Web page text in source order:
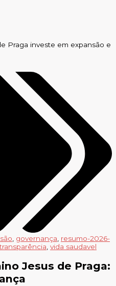
Praga investe em expansão e
governança resumo-2026-
transparência vida saudavel
Jesus de Praga: